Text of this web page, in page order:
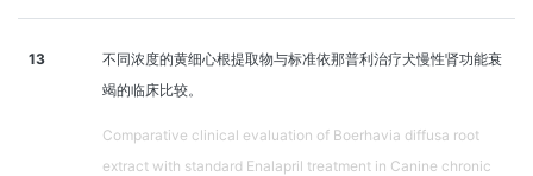
13
不同浓度的黄细心根提取物与标准依那普利治疗犬慢性肾功能衰
竭的临床比较。
Comparative clinical evaluation of Boerhavia diffusa root
extract with standard Enalapril treatment in Canine chronic